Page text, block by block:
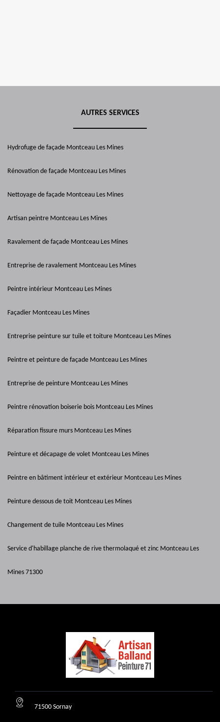
AUTRES SERVICES
Hydrofuge de façade Montceau Les Mines
Rénovation de façade Montceau Les Mines
Nettoyage de façade Montceau Les Mines
Artisan peintre Montceau Les Mines
Ravalement de façade Montceau Les Mines
Entreprise de ravalement Montceau Les Mines
Peintre intérieur Montceau Les Mines
Façadier Montceau Les Mines
Entreprise peinture sur tuile et toiture Montceau Les Mines
Peintre et peinture de façade Montceau Les Mines
Entreprise de peinture Montceau Les Mines
Peintre rénovation boiserie bois Montceau Les Mines
Réparation fissure murs Montceau Les Mines
Peinture et décapage de volet Montceau Les Mines
Peintre en bâtiment intérieur et extérieur Montceau Les Mines
Peinture dessous de toit Montceau Les Mines
Changement de tuile Montceau Les Mines
Service d'habillage planche de rive thermolaqué et zinc Montceau Les
Mines 71300
71500 Sornay